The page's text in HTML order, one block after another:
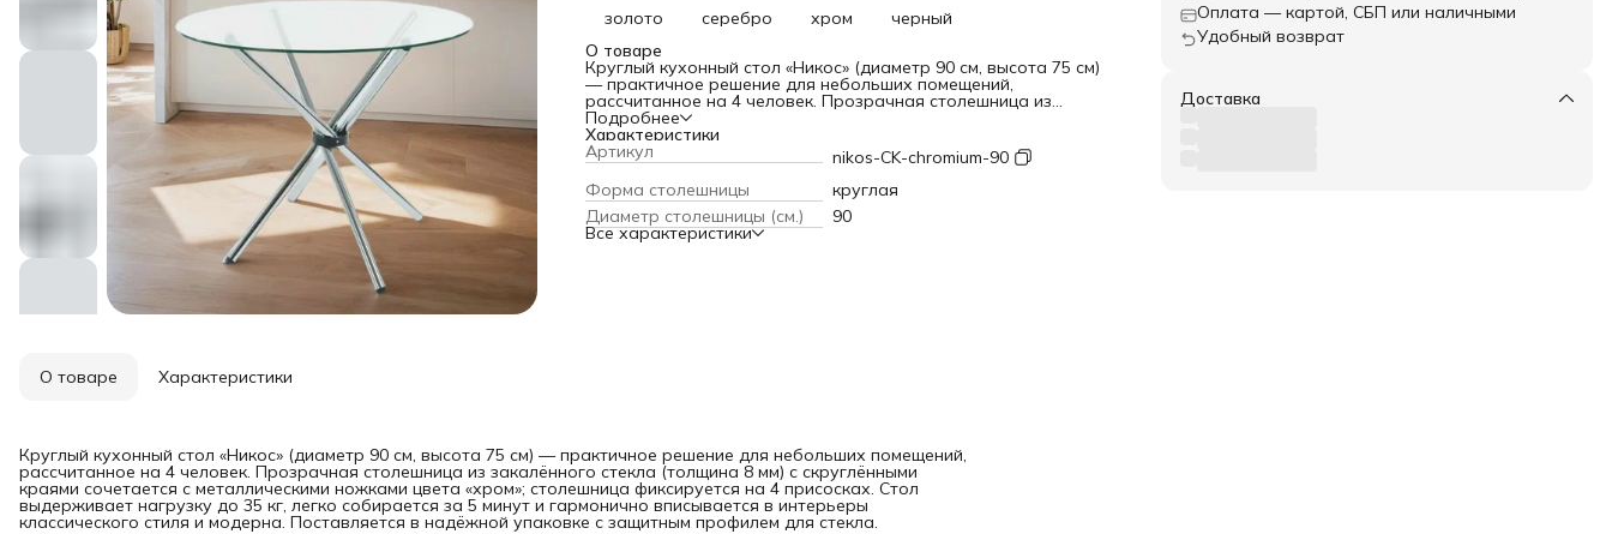
золото
серебро хром
черный
О товаре
Круглый кухонный стол «Никос» (диаметр 90 см, высота 75 см)
— практичное решение для небольших помещений,
рассчитанное на 4 человек. Прозрачная столешница из
закалённого стекла (толщина 8 мм) с скруглёнными краями
сочетается с металлическими ножками цвета «хром»;
столешница фиксируется на 4 присосках. Стол выдерживает
нагрузку до 35 кг, легко собирается за 5 минут и гармонично
вписывается в интерьеры классического стиля и модерна.
Поставляется в надёжной упаковке с защитным профилем для
стекла.
Подробнее
Характеристики
Артикул
nikos-CK-chromium-90
Форма столешницы
круглая
Диаметр столешницы (см.)
90
Все характеристики
Оплата — картой, СБП или наличными
Удобный возврат
Доставка
О товаре Характеристики
Круглый кухонный стол «Никос» (диаметр 90 см, высота 75 см) — практичное решение для небольших помещений,
рассчитанное на 4 человек. Прозрачная столешница из закалённого стекла (толщина 8 мм) с скруглёнными
краями сочетается с металлическими ножками цвета «хром»; столешница фиксируется на 4 присосках. Стол
выдерживает нагрузку до 35 кг, легко собирается за 5 минут и гармонично вписывается в интерьеры
классического стиля и модерна. Поставляется в надёжной упаковке с защитным профилем для стекла.